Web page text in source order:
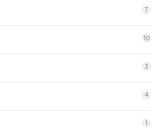
7
10
3
4
1